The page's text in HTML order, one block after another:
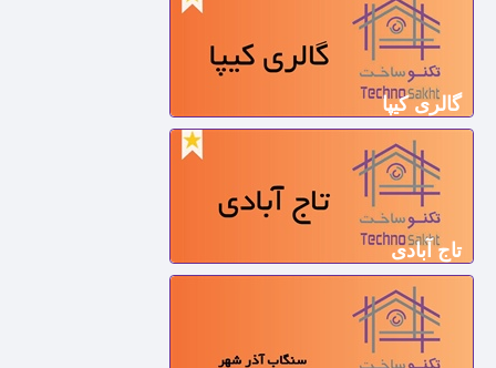
گالری کیپا
تاج آبادی